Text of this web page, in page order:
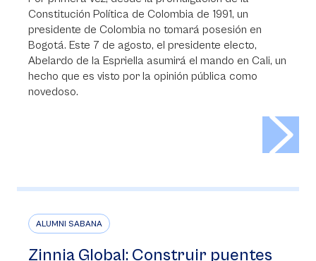
Constitución Política de Colombia de 1991, un
presidente de Colombia no tomará posesión en
Bogotá. Este 7 de agosto, el presidente electo,
Abelardo de la Espriella asumirá el mando en Cali, un
hecho que es visto por la opinión pública como
novedoso.
ALUMNI SABANA
Zinnia Global: Construir puentes